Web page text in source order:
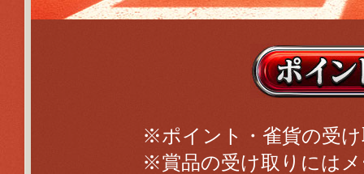
※ポイント・雀貨の受
※賞品の受け取りには